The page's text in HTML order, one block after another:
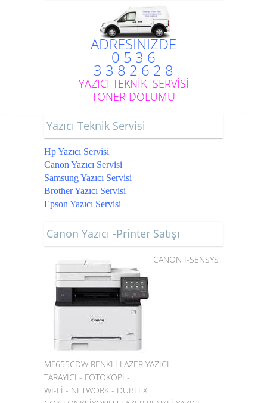
ADRESİNİZDE
0 5 3 6
3 3 8 2 6 2 8
YAZICI TEKNİK SERVİSİ
TONER DOLUMU
Yazıcı Teknik Servisi
Hp Yazıcı Servisi
Canon Yazıcı Servisi
Samsung Yazıcı Servisi
Brother Yazıcı Servisi
Epson Yazıcı Servisi
Canon Yazıcı -Printer Satışı
CANON I-SENSYS
MF655CDW RENKLİ LAZER YAZICI
TARAYICI - FOTOKOPİ -
Wİ-Fİ - NETWORK - DUBLEX